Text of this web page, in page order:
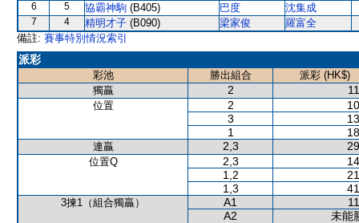
6 5 協霸神駒 (B405) 巴度 沈集成
7 4 精明才子 (B090) 梁家俊
羅富全
備註: 賽事特別情況索引
派彩
彩池 勝出組合
派彩 (HK$)
獨贏
2
位置 2
3
1
連贏 2,3
位置Q 2,3
1,2
1,3
3揀1（組合獨贏） A1
A2
未能